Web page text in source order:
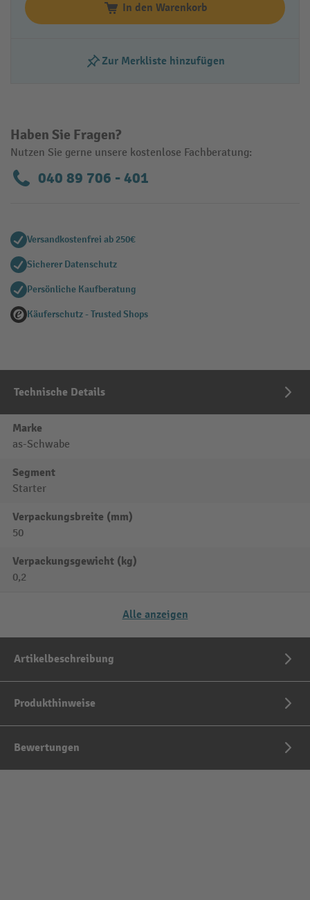
In den Warenkorb
Zur Merkliste hinzufügen
Haben Sie Fragen?
Nutzen Sie gerne unsere kostenlose Fachberatung:
040 89 706 - 401
Versandkostenfrei ab 250€
Sicherer Datenschutz
Persönliche Kaufberatung
Käuferschutz - Trusted Shops
Technische Details
Marke
as-Schwabe
Segment
Starter
Verpackungsbreite (mm)
50
Verpackungsgewicht (kg)
0,2
Alle anzeigen
Artikelbeschreibung
Produkthinweise
Bewertungen